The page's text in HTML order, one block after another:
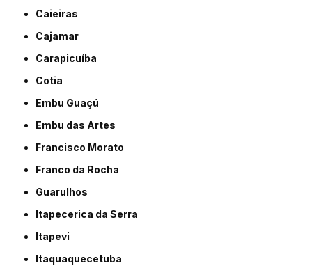
Caieiras
Cajamar
Carapicuíba
Cotia
Embu Guaçú
Embu das Artes
Francisco Morato
Franco da Rocha
Guarulhos
Itapecerica da Serra
Itapevi
Itaquaquecetuba